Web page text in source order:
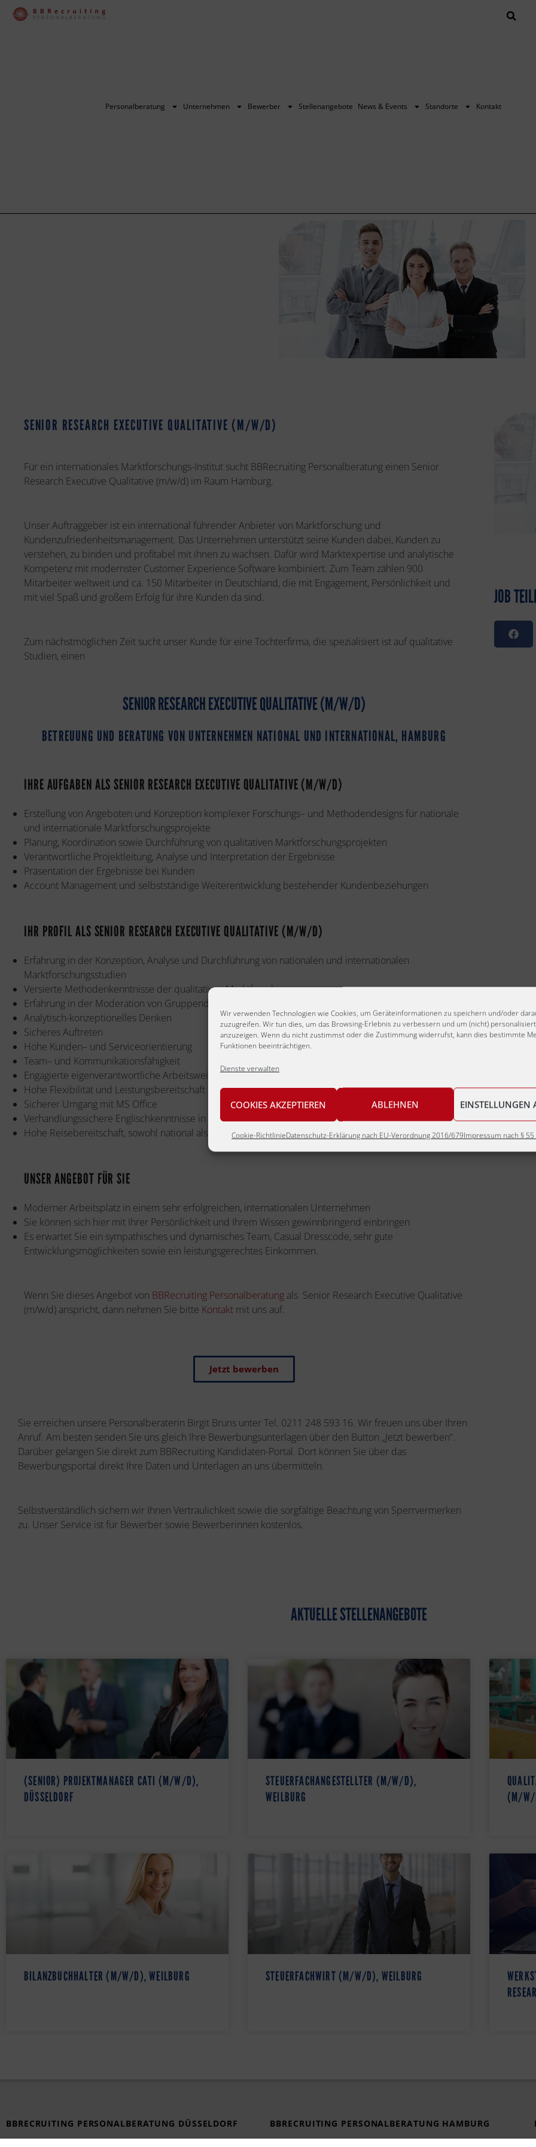
Wir verwenden Technologien wie Cookies, um Geräteinformationen zu speichern und/oder
zuzugreifen. Wir tun dies, um das Browsing-Erlebnis zu verbessern und um (nicht)
anzuzeigen. Wenn du nicht zustimmst oder die Zustimmung widerrufst, kann dies bestimmte
Funktionen beeinträchtigen.
Dienste verwalten
COOKIES AKZEPTIEREN ABLEHNEN EINSTELLUNGEN
Cookie-RichtlinieDatenschutz-Erklärung nach EU-Verordnung 2016/679Impressum nach § 55
Personalberatung Unternehmen Bewerber Stellenangebote News & Events Standorte Kontakt
SENIOR RESEARCH EXECUTIVE QUALITATIVE (M/W/D)
Für ein internationales Marktforschungs-Institut sucht BBRecruiting Personalberatung einen Senior
Research Executive Qualitative (m/w/d) im Raum Hamburg.
Unser Auftraggeber ist ein international führender Anbieter von Marktforschung und
Kundenzufriedenheitsmanagement. Das Unternehmen unterstützt seine Kunden dabei, Kunden zu
verstehen, zu binden und profitabel mit ihnen zu wachsen. Dafür wird Marktexpertise und analytische
Kompetenz mit modernster Customer Experience Software kombiniert. Zum Team zählen 900
Mitarbeiter weltweit und ca. 150 Mitarbeiter in Deutschland, die mit Engagement, Persönlichkeit und
mit viel Spaß und großem Erfolg für ihre Kunden da sind.
Zum nächstmöglichen Zeit sucht unser Kunde für eine Tochterfirma, die spezialisiert ist auf qualitative
Studien, einen
SENIOR RESEARCH EXECUTIVE QUALITATIVE (M/W/D)
BETREUUNG UND BERATUNG VON UNTERNEHMEN NATIONAL UND INTERNATIONAL, HAMBURG
IHRE AUFGABEN ALS SENIOR RESEARCH EXECUTIVE QUALITATIVE (M/W/D)
Erstellung von Angeboten und Konzeption komplexer Forschungs– und Methodendesigns für nationale
und internationale Marktforschungsprojekte
Planung, Koordination sowie Durchführung von qualitativen Marktforschungsprojekten
Verantwortliche Projektleitung, Analyse und Interpretation der Ergebnisse
Präsentation der Ergebnisse bei Kunden
Account Management und selbstständige Weiterentwicklung bestehender Kundenbeziehungen
IHR PROFIL ALS SENIOR RESEARCH EXECUTIVE QUALITATIVE (M/W/D)
Erfahrung in der Konzeption, Analyse und Durchführung von nationalen und internationalen
Marktforschungsstudien
Versierte Methodenkenntnisse der qualitativen Marktforschung
Erfahrung in der Moderation von Gruppendiskussionen und Tiefeninterviews
Analytisch-konzeptionelles Denken
Sicheres Auftreten
Hohe Kunden– und Serviceorientierung
Team– und Kommunikationsfähigkeit
Engagierte eigenverantwortliche Arbeitsweise
Hohe Flexibilität und Leistungsbereitschaft
Sicherer Umgang mit MS Office
Verhandlungssichere Englischkenntnisse in Wort und Schrift
Hohe Reisebereitschaft, sowohl national als auch international
UNSER ANGEBOT FÜR SIE
Moderner Arbeitsplatz in einem sehr erfolgreichen, internationalen Unternehmen
Sie können sich hier mit Ihrer Persönlichkeit und Ihrem Wissen gewinnbringend einbringen
Es erwartet Sie ein sympathisches und dynamisches Team, Casual Dresscode, sehr gute
Entwicklungsmöglichkeiten sowie ein leistungsgerechtes Einkommen.
Wenn Sie dieses Angebot von BBRecruiting Personalberatung als Senior Research Executive Qualitative
(m/w/d) anspricht, dann nehmen Sie bitte Kontakt mit uns auf.
Jetzt bewerben
Sie erreichen unsere Personalberaterin Birgit Bruns unter Tel. 0211 248 593 16. Wir freuen uns über Ihren
Anruf. Am besten senden Sie uns gleich Ihre Bewerbungsunterlagen über den Button „Jetzt bewerben“.
Darüber gelangen Sie direkt zum BBRecruiting Kandidaten-Portal. Dort können Sie über das
Bewerbungsportal direkt Ihre Daten und Unterlagen an uns übermitteln.
Selbstverständlich sichern wir Ihnen Vertraulichkeit sowie die sorgfältige Beachtung von Sperrvermerken
zu. Unser Service ist für Bewerber sowie Bewerberinnen kostenlos.
JOB
AKTUELLE STELLENANGEBOTE
(SENIOR) PROJEKTMANAGER CATI (M/W/D),
DÜSSELDORF
STEUERFACHANGESTELLTER (M/W/D),
WEILBURG
(M/W/
BILANZBUCHHALTER (M/W/D), WEILBURG STEUERFACHWIRT (M/W/D), WEILBURG
BBRECRUITING PERSONALBERATUNG DÜSSELDORF BBRECRUITING PERSONALBERATUNG HAMBURG